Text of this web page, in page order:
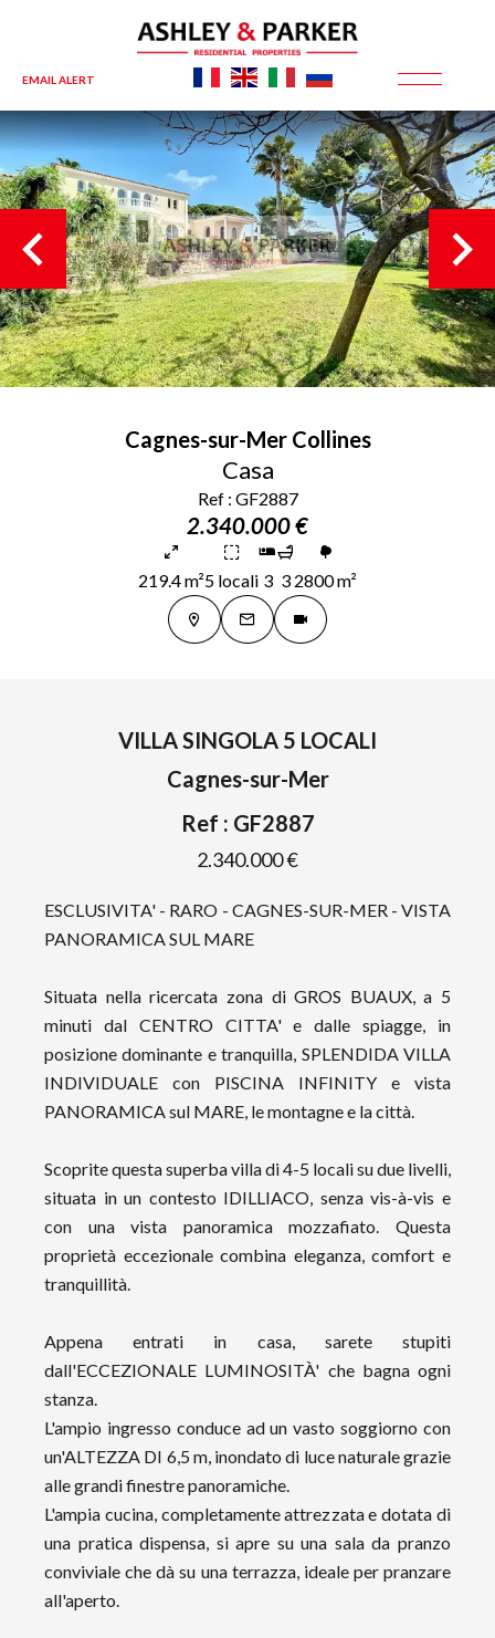
EMAIL ALERT
Cagnes-sur-Mer Collines
Casa
Ref : GF2887
2.340.000 €
219.4 m²5 locali 3 3 2800 m²
VILLA SINGOLA 5 LOCALI
Cagnes-sur-Mer
Ref : GF2887
2.340.000 €
ESCLUSIVITA' - RARO - CAGNES-SUR-MER - VISTA
PANORAMICA SUL MARE
Situata nella ricercata zona di GROS BUAUX, a 5
minuti dal CENTRO CITTA' e dalle spiagge, in
posizione dominante e tranquilla, SPLENDIDA VILLA
INDIVIDUALE con PISCINA INFINITY e vista
PANORAMICA sul MARE, le montagne e la città.
Scoprite questa superba villa di 4-5 locali su due livelli,
situata in un contesto IDILLIACO, senza vis-à-vis e
con una vista panoramica mozzafiato. Questa
proprietà eccezionale combina eleganza, comfort e
tranquillità.
Appena entrati in casa, sarete stupiti
dall'ECCEZIONALE LUMINOSITÀ' che bagna ogni
stanza.
L'ampio ingresso conduce ad un vasto soggiorno con
un'ALTEZZA DI 6,5 m, inondato di luce naturale grazie
alle grandi finestre panoramiche.
L'ampia cucina, completamente attrezzata e dotata di
una pratica dispensa, si apre su una sala da pranzo
conviviale che dà su una terrazza, ideale per pranzare
all'aperto.